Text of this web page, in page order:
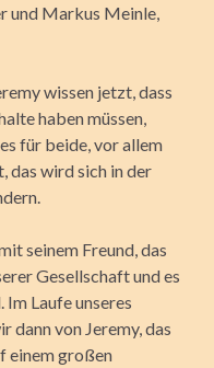
und Markus Meinle,
wissen jetzt, dass
haben müssen,
für beide, vor allem
das wird sich in der
seinem Freund, das
Gesellschaft und es
Im Laufe unseres
dann von Jeremy, das
einem großen